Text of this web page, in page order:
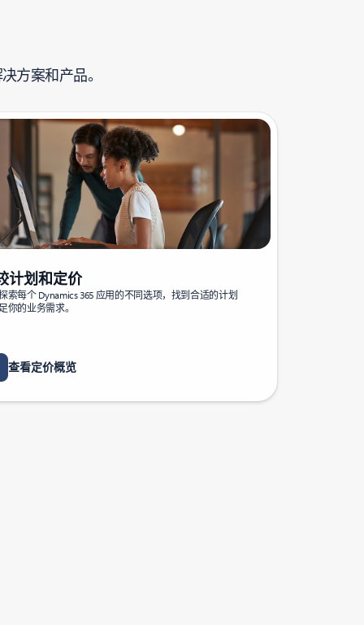
方案和产品。
计划和定价
索每个 Dynamics 365 应用的不同选项，找到合适的计划
你的业务需求。
查看定价概览